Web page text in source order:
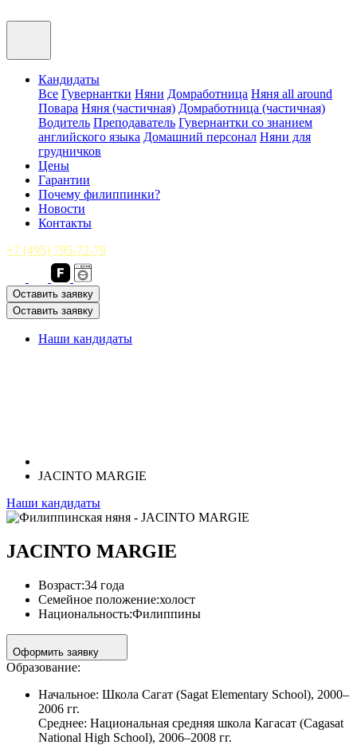
Кандидаты
Все Гувернантки Няни Домработница Няня all around
Повара Няня (частичная) Домработница (частичная)
Водитель Преподаватель Гувернантки со знанием
английского языка Домашний персонал Няни для
грудничков
Цены
Гарантии
Почему филиппинки?
Новости
Контакты
+7 (495) 795-72-79
Оставить заявку
Оставить заявку
Наши кандидаты
JACINTO MARGIE
Наши кандидаты
JACINTO MARGIE
Возраст:34 года
Семейное положение:холост
Национальность:Филиппины
Оформить заявку
Образование:
Начальное: Школа Сагат (Sagat Elementary School), 2000–
2006 гг.
Среднее: Национальная средняя школа Кагасат (Cagasat
National High School), 2006–2008 гг.